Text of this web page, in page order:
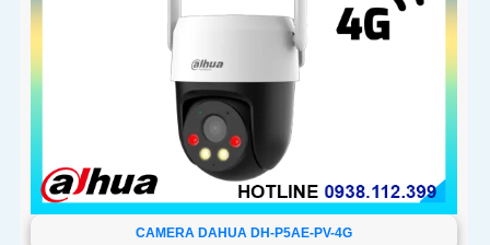
CAMERA DAHUA DH-P5AE-PV-4G